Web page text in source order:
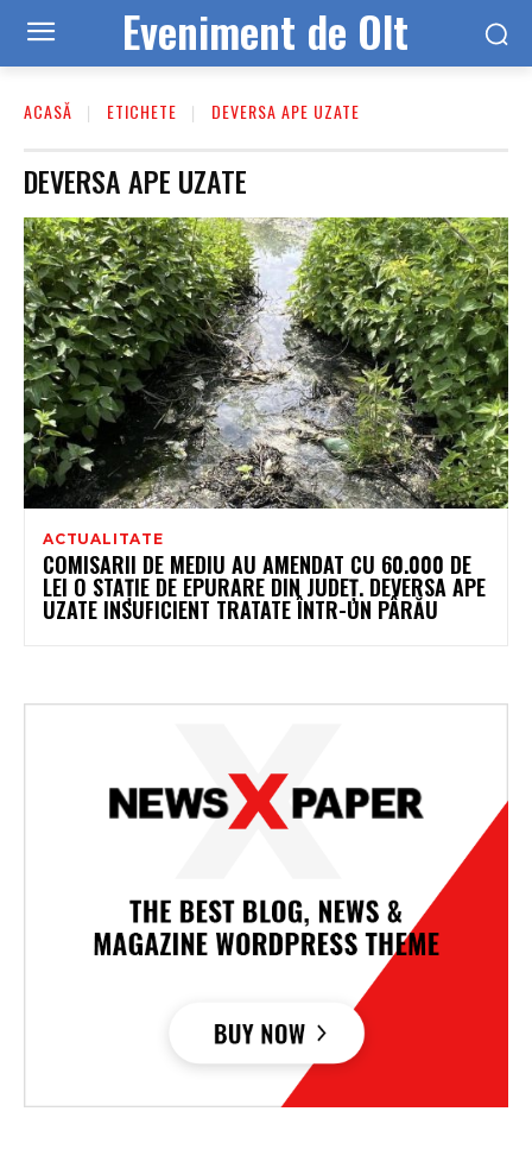
Eveniment de Olt
ACASĂ ETICHETE DEVERSA APE UZATE
DEVERSA APE UZATE
ACTUALITATE
COMISARII DE MEDIU AU AMENDAT CU 60.000 DE
LEI O STAȚIE DE EPURARE DIN JUDEȚ. DEVERSA APE
UZATE INSUFICIENT TRATATE ÎNTR-UN PÂRĂU